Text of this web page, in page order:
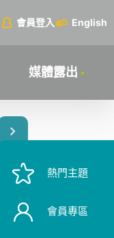
會員登入 English
媒體露出
熱門主題
會員專區